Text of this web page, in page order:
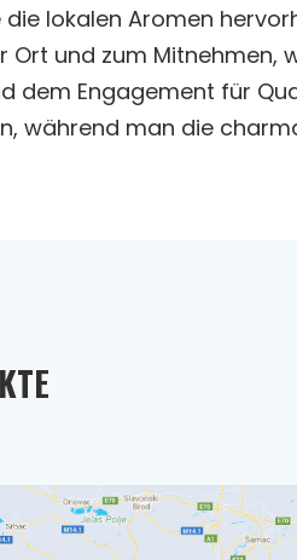
lokalen Aromen
und zum Mitnehmen,
dem Engagement für
während man die